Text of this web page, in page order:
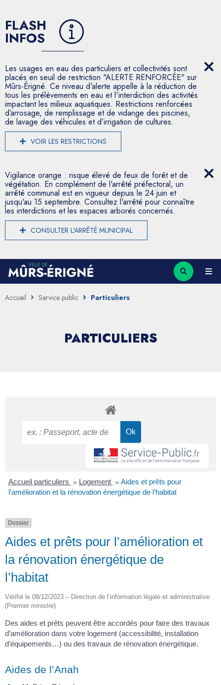
FLASH
INFOS
Les usages en eau des particuliers et collectivités sont
placés en seuil de restriction "ALERTE RENFORCÉE" sur
Mûrs-Érigné. Ce niveau d'alerte appelle à la réduction de
tous les prélèvements en eau et l'interdiction des activités
impactant les milieux aquatiques. Restrictions renforcées
d’arrosage, de remplissage et de vidange des piscines,
de lavage des véhicules et d’irrigation de cultures.
VOIR LES RESTRICTIONS
Vigilance orange : risque élevé de feux de forêt et de
végétation. En complément de l'arrêté préfectoral, un
arrêté communal est en vigueur depuis le 24 juin et
jusqu'au 15 septembre. Consultez l'arrêté pour connaître
les interdictions et les espaces arborés concernés.
CONSULTER L'ARRÊTÉ MUNICIPAL
Accueil Service public Particuliers
PARTICULIERS
Accueil particuliers > Logement > Aides et prêts pour
l’amélioration et la rénovation énergétique de l’habitat
Dossier
Aides et prêts pour l’amélioration et
la rénovation énergétique de
l’habitat
Vérifié le 08/12/2023 – Direction de l’information légale et administrative
(Premier ministre)
Des aides et prêts peuvent être accordés pour faire des travaux
d’amélioration dans votre logement (accessibilité, installation
d’équipements…) ou des travaux de rénovation énergétique.
Aides de l’Anah